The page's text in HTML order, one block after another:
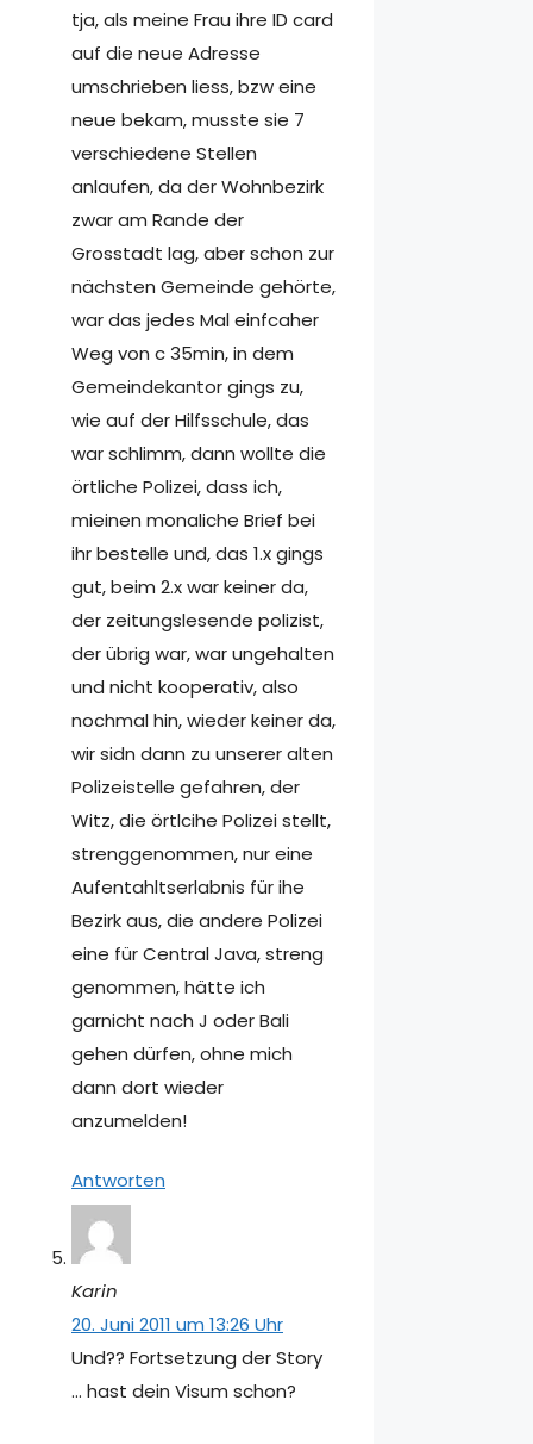
tja, als meine Frau ihre ID card
auf die neue Adresse
umschrieben liess, bzw eine
neue bekam, musste sie 7
verschiedene Stellen
anlaufen, da der Wohnbezirk
zwar am Rande der
Grosstadt lag, aber schon zur
nächsten Gemeinde gehörte,
war das jedes Mal einfcaher
Weg von c 35min, in dem
Gemeindekantor gings zu,
wie auf der Hilfsschule, das
war schlimm, dann wollte die
örtliche Polizei, dass ich,
mieinen monaliche Brief bei
ihr bestelle und, das 1.x gings
gut, beim 2.x war keiner da,
der zeitungslesende polizist,
der übrig war, war ungehalten
und nicht kooperativ, also
nochmal hin, wieder keiner da,
wir sidn dann zu unserer alten
Polizeistelle gefahren, der
Witz, die örtlcihe Polizei stellt,
strenggenommen, nur eine
Aufentahltserlabnis für ihe
Bezirk aus, die andere Polizei
eine für Central Java, streng
genommen, hätte ich
garnicht nach J oder Bali
gehen dürfen, ohne mich
dann dort wieder
anzumelden!
Antworten
Karin
20. Juni 2011 um 13:26 Uhr
Und?? Fortsetzung der Story
… hast dein Visum schon?